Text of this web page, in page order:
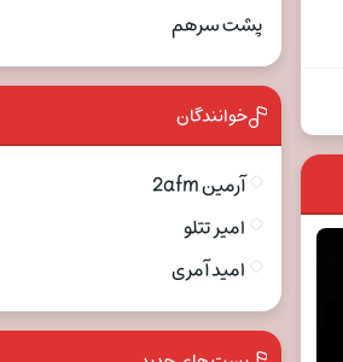
پشت سرهم
خوانندگان
آرمین 2afm
امیر تتلو
امید آمری